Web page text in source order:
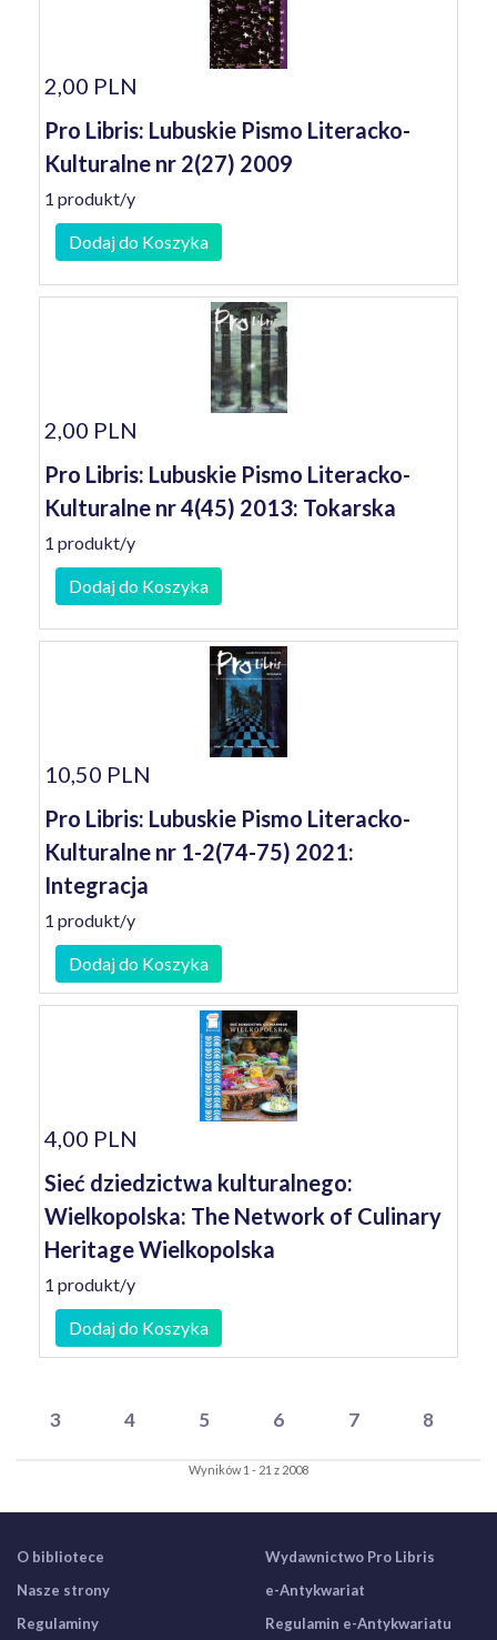
2,00 PLN
Pro Libris: Lubuskie Pismo Literacko-
Kulturalne nr 2(27) 2009
1 produkt/y
Dodaj do Koszyka
2,00 PLN
Pro Libris: Lubuskie Pismo Literacko-
Kulturalne nr 4(45) 2013: Tokarska
1 produkt/y
Dodaj do Koszyka
10,50 PLN
Pro Libris: Lubuskie Pismo Literacko-
Kulturalne nr 1-2(74-75) 2021:
Integracja
1 produkt/y
Dodaj do Koszyka
4,00 PLN
Sieć dziedzictwa kulturalnego:
Wielkopolska: The Network of Culinary
Heritage Wielkopolska
1 produkt/y
Dodaj do Koszyka
3 4 5 6 7 8
Wyników 1 - 21 z 2008
O bibliotece
Nasze strony
Regulaminy
Wydawnictwo Pro Libris
e-Antykwariat
Regulamin e-Antykwariatu